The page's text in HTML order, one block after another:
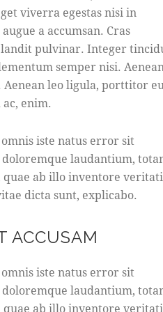
viverra egestas nisi in
a accumsan. Cras
pulvinar. Integer
semper nisi. Aenean
leo ligula, porttitor
enim.
iste natus error sit
laudantium,
quae ab illo inventore
dicta sunt, explicabo.
ACCUSAM
iste natus error sit
laudantium,
quae ab illo inventore